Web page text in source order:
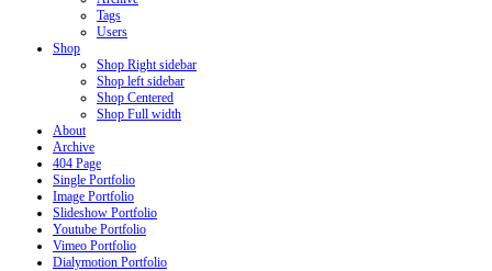
Tags
Users
Shop
Shop Right sidebar
Shop left sidebar
Shop Centered
Shop Full width
About
Archive
404 Page
Single Portfolio
Image Portfolio
Slideshow Portfolio
Youtube Portfolio
Vimeo Portfolio
Dialymotion Portfolio